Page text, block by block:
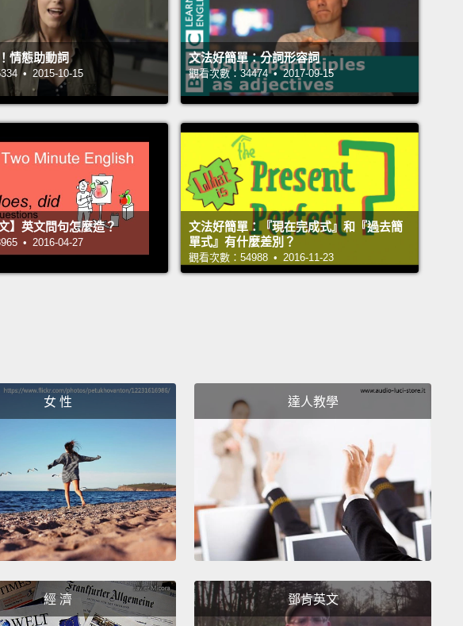
This is Ryan.
He's having tea with his friend, Marcus.
這裡是另一個例子，這個例子有一點不同：這是 Ryan。他正
在和他的朋友 Marcus 喝茶。
"What are you doing these days?"
「你最近在做什麼啊？」
"I'm studying engineering. And you?"
「我在讀工程學。你呢？」
"I'm working at the E5 cafe until I get a permanent job."
「在找到一份固定工作前，我在 E5 咖啡廳工作。」
"What do you do, Mr. Stevenson?"
「你是作什麼的，Stevenson 先生？」
"I work for Marcus and Welby."
「我在 Marcus 和 Welby 那工作。」
"What do you do there?"
「你在那的工作是什麼？」
"I work as a lawyer."
「我的職務是律師。」
情態助動詞
• 2015-10-15
文法好簡單：分詞形容詞
觀看次數：34474 • 2017-09-15
】英文問句怎麼造？
• 2016-04-27
文法好簡單：『現在完成式』和『過去簡
單式』有什麼差別？
觀看次數：54988 • 2016-11-23
女 性 達人教學
經 濟 鄧肯英文